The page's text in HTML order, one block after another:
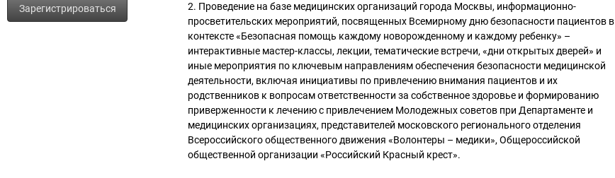
Зарегистрироваться
2. Проведение на базе медицинских организаций города Москвы, информационно-
просветительских мероприятий, посвященных Всемирному дню безопасности пациентов в
контексте «Безопасная помощь каждому новорожденному и каждому ребенку» –
интерактивные мастер-классы, лекции, тематические встречи, «дни открытых дверей» и
иные мероприятия по ключевым направлениям обеспечения безопасности медицинской
деятельности, включая инициативы по привлечению внимания пациентов и их
родственников к вопросам ответственности за собственное здоровье и формированию
приверженности к лечению с привлечением Молодежных советов при Департаменте и
медицинских организациях, представителей московского регионального отделения
Всероссийского общественного движения «Волонтеры – медики», Общероссийской
общественной организации «Российский Красный крест».